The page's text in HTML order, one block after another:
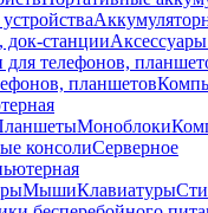
док-станции
для телефонов,
планшетов
Моноблоки
консолиСерверное
МышиКлавиатуры